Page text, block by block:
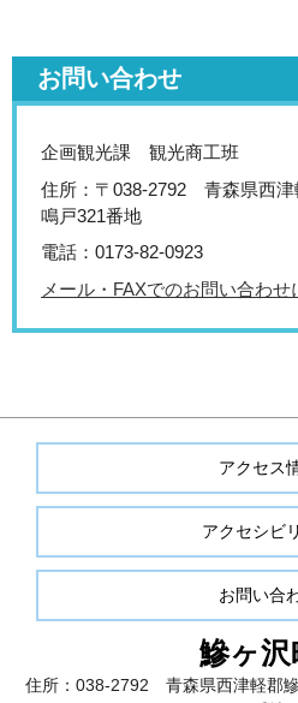
お問い合わせ
企画観光課 観光商工班
住所：〒038-2792 青森県西
鳴戸321番地
電話：0173-82-0923
メール・FAXでのお問い合わせ
アクセス
アクセシビ
お問い合
鰺ヶ沢
住所：038-2792 青森県西津軽郡